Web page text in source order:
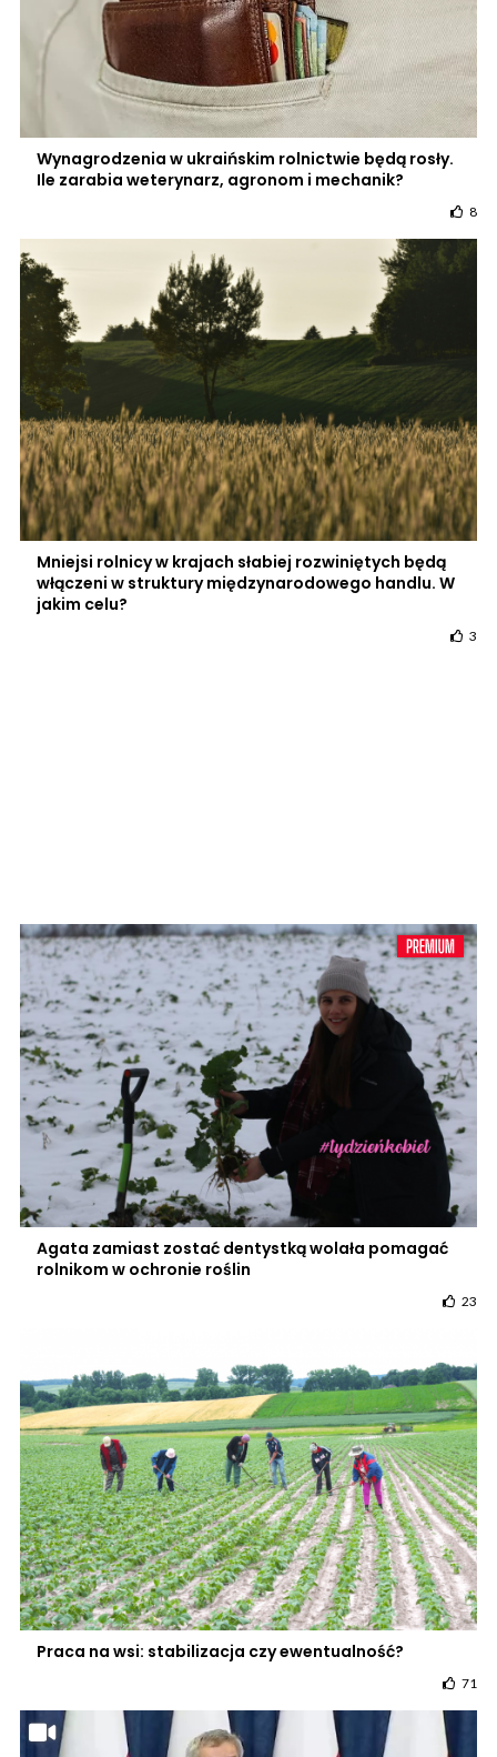
Wynagrodzenia w ukraińskim rolnictwie będą rosły.
Ile zarabia weterynarz, agronom i mechanik?
8
Mniejsi rolnicy w krajach słabiej rozwiniętych będą
włączeni w struktury międzynarodowego handlu. W
jakim celu?
3
Agata zamiast zostać dentystką wolała pomagać
rolnikom w ochronie roślin
23
Praca na wsi: stabilizacja czy ewentualność?
71